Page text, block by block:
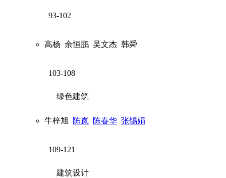
93-102
高杨 余恒鹏 吴文杰 韩舜
103-108
绿色建筑
牛梓旭 陈岚 陈春华 张锡娟
109-121
建筑设计